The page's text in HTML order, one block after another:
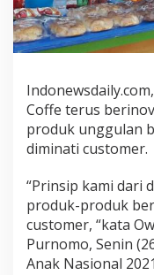
Coffe terus
produk unggulan
diminati customer.
“Prinsip kami dari
produk-produk
customer, “kata
Purnomo, Senin
Anak Nasional